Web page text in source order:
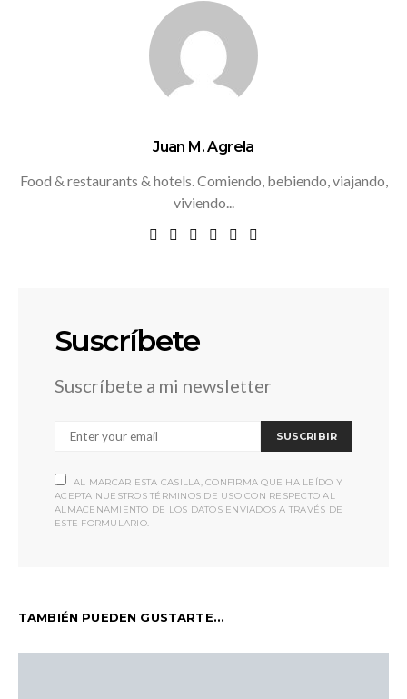
Juan M. Agrela
Food & restaurants & hotels. Comiendo, bebiendo, viajando,
viviendo...
Suscríbete
Suscríbete a mi newsletter
SUSCRIBIR
AL MARCAR ESTA CASILLA, CONFIRMA QUE HA LEÍDO Y
ACEPTA NUESTROS TÉRMINOS DE USO CON RESPECTO AL
ALMACENAMIENTO DE LOS DATOS ENVIADOS A TRAVÉS DE
ESTE FORMULARIO.
TAMBIÉN PUEDEN GUSTARTE...